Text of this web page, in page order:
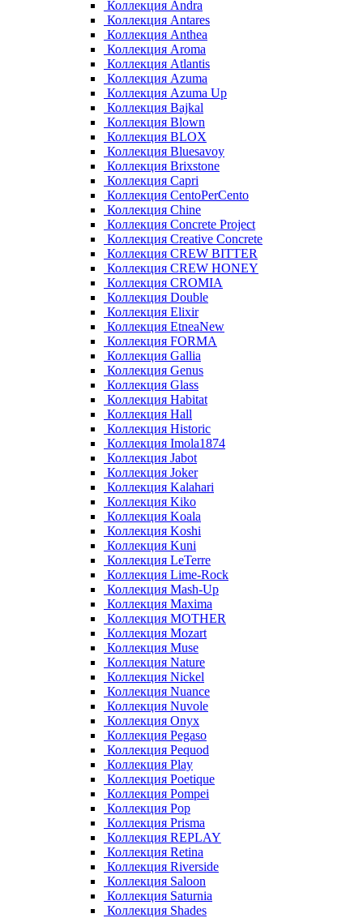
Коллекция Andra
Коллекция Antares
Коллекция Anthea
Коллекция Aroma
Коллекция Atlantis
Коллекция Azuma
Коллекция Azuma Up
Коллекция Bajkal
Коллекция Blown
Коллекция BLOX
Коллекция Bluesavoy
Коллекция Brixstone
Коллекция Capri
Коллекция CentoPerCento
Коллекция Chine
Коллекция Concrete Project
Коллекция Creative Concrete
Коллекция CREW BITTER
Коллекция CREW HONEY
Коллекция CROMIA
Коллекция Double
Коллекция Elixir
Коллекция EtneaNew
Коллекция FORMA
Коллекция Gallia
Коллекция Genus
Коллекция Glass
Коллекция Habitat
Коллекция Hall
Коллекция Historic
Коллекция Imola1874
Коллекция Jabot
Коллекция Joker
Коллекция Kalahari
Коллекция Kiko
Коллекция Koala
Коллекция Koshi
Коллекция Kuni
Коллекция LeTerre
Коллекция Lime-Rock
Коллекция Mash-Up
Коллекция Maxima
Коллекция MOTHER
Коллекция Mozart
Коллекция Muse
Коллекция Nature
Коллекция Nickel
Коллекция Nuance
Коллекция Nuvole
Коллекция Onyx
Коллекция Pegaso
Коллекция Pequod
Коллекция Play
Коллекция Poetique
Коллекция Pompei
Коллекция Pop
Коллекция Prisma
Коллекция REPLAY
Коллекция Retina
Коллекция Riverside
Коллекция Saloon
Коллекция Saturnia
Коллекция Shades